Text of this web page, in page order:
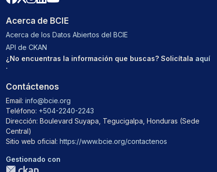
Acerca de BCIE
Acerca de los Datos Abiertos del BCIE
API de CKAN
¿No encuentras la información que buscas? Solicítala aquí
.
Contáctenos
Email: info@bcie.org
Teléfono: +504-2240-2243
Dirección: Boulevard Suyapa, Tegucigalpa, Honduras (Sede
Central)
Sitio web oficial: https://www.bcie.org/contactenos
Gestionado con